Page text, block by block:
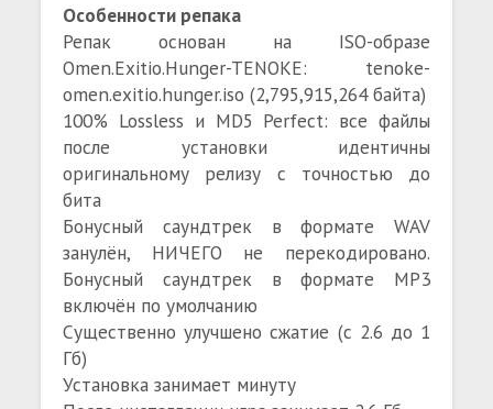
Особенности репака
Репак основан на ISO-образе
Omen.Exitio.Hunger-TENOKE: tenoke-
omen.exitio.hunger.iso (2,795,915,264 байта)
100% Lossless и MD5 Perfect: все файлы
после установки идентичны
оригинальному релизу с точностью до
бита
Бонусный саундтрек в формате WAV
занулён, НИЧЕГО не перекодировано.
Бонусный саундтрек в формате MP3
включён по умолчанию
Существенно улучшено сжатие (с 2.6 до 1
Гб)
Установка занимает минуту